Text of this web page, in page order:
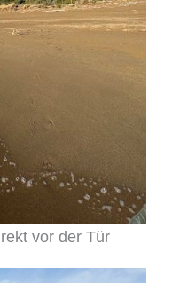
vor der Tür